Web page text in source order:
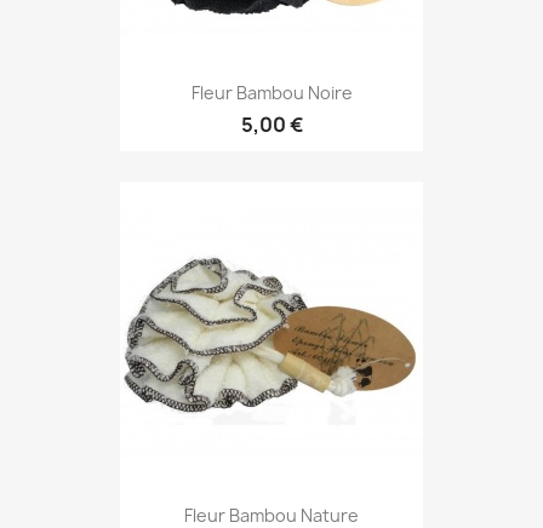
Fleur Bambou Noire
5,00 €
Fleur Bambou Nature